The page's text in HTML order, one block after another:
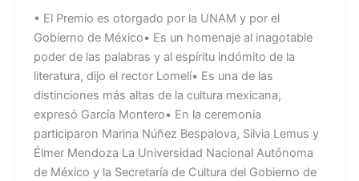
• El Premio es otorgado por la UNAM y por el
Gobierno de México• Es un homenaje al inagotable
poder de las palabras y al espíritu indómito de la
literatura, dijo el rector Lomelí• Es una de las
distinciones más altas de la cultura mexicana,
expresó García Montero• En la ceremonia
participaron Marina Núñez Bespalova, Silvia Lemus y
Élmer Mendoza La Universidad Nacional Autónoma
de México y la Secretaría de Cultura del Gobierno de